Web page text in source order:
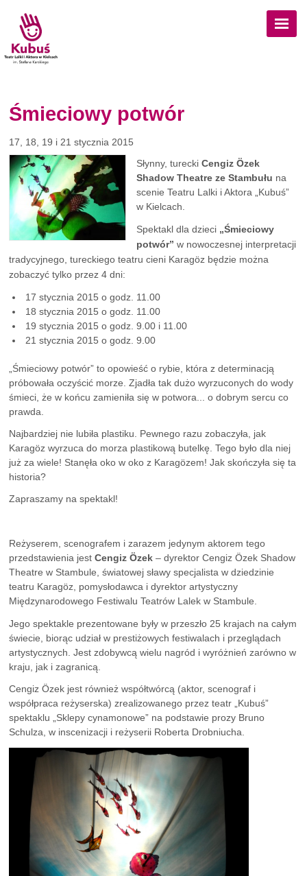
Śmieciowy potwór
17, 18, 19 i 21 stycznia 2015
Słynny, turecki Cengiz Özek
Shadow Theatre ze Stambułu na
scenie Teatru Lalki i Aktora „Kubuś”
w Kielcach.
Spektakl dla dzieci „Śmieciowy
potwór” w nowoczesnej interpretacji
tradycyjnego, tureckiego teatru cieni Karagöz będzie można
zobaczyć tylko przez 4 dni:
17 stycznia 2015 o godz. 11.00
18 stycznia 2015 o godz. 11.00
19 stycznia 2015 o godz. 9.00 i 11.00
21 stycznia 2015 o godz. 9.00
„Śmieciowy potwór” to opowieść o rybie, która z determinacją
próbowała oczyścić morze. Zjadła tak dużo wyrzuconych do wody
śmieci, że w końcu zamieniła się w potwora... o dobrym sercu co
prawda.
Najbardziej nie lubiła plastiku. Pewnego razu zobaczyła, jak
Karagöz wyrzuca do morza plastikową butelkę. Tego było dla niej
już za wiele! Stanęła oko w oko z Karagözem! Jak skończyła się ta
historia?
Zapraszamy na spektakl!
Reżyserem, scenografem i zarazem jedynym aktorem tego
przedstawienia jestCengiz Özek– dyrektor Cengiz Özek Shadow
Theatre w Stambule, światowej sławy specjalista w dziedzinie
teatru Karagöz, pomysłodawca i dyrektor artystyczny
Międzynarodowego Festiwalu Teatrów Lalek w Stambule.
Jego spektakle prezentowane były w przeszło 25 krajach na całym
świecie, biorąc udział w prestiżowych festiwalach i przeglądach
artystycznych. Jest zdobywcą wielu nagród i wyróżnień zarówno w
kraju, jak i zagranicą.
Cengiz Özek jest również współtwórcą (aktor, scenograf i
współpraca reżyserska) zrealizowanego przez teatr „Kubuś”
spektaklu „Sklepy cynamonowe” na podstawie prozy Bruno
Schulza, w inscenizacji i reżyserii Roberta Drobniucha.